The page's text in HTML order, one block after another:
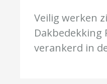
Veilig werken
Dakbedekking
verankerd in